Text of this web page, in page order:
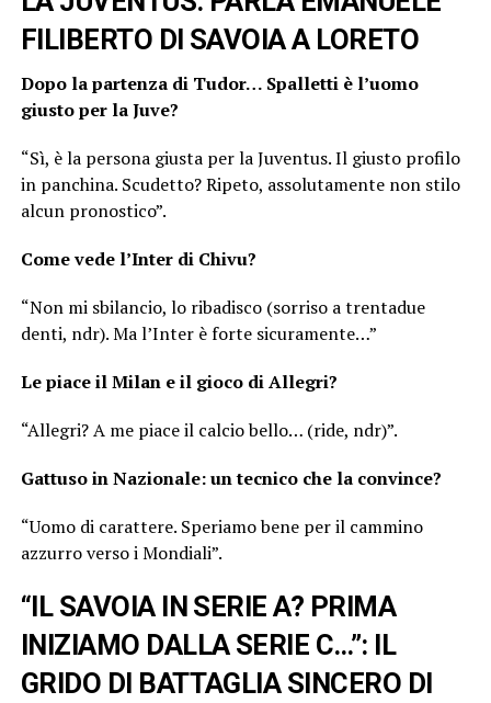
FILIBERTO DI SAVOIA A LORETO
Dopo la partenza di Tudor… Spalletti è l’uomo
giusto per la Juve?
“Sì, è la persona giusta per la Juventus. Il giusto profilo
in panchina. Scudetto? Ripeto, assolutamente non stilo
alcun pronostico”.
Come vede l’Inter di Chivu?
“Non mi sbilancio, lo ribadisco (sorriso a trentadue
denti, ndr). Ma l’Inter è forte sicuramente…”
Le piace il Milan e il gioco di Allegri?
“Allegri? A me piace il calcio bello… (ride, ndr)”.
Gattuso in Nazionale: un tecnico che la convince?
“Uomo di carattere. Speriamo bene per il cammino
azzurro verso i Mondiali”.
“IL SAVOIA IN SERIE A? PRIMA
INIZIAMO DALLA SERIE C…”: IL
GRIDO DI BATTAGLIA SINCERO DI